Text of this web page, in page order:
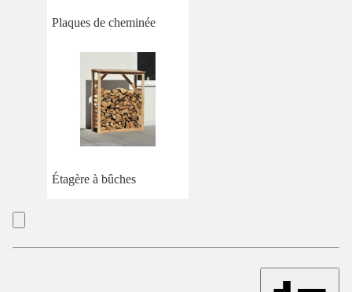
Plaques de cheminée
Étagère à bûches